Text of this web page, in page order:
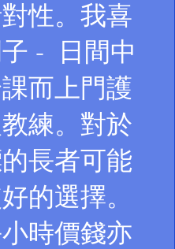
性。我喜
- 日間中
而上門護
練。對於
長者可能
的選擇。
時價錢亦